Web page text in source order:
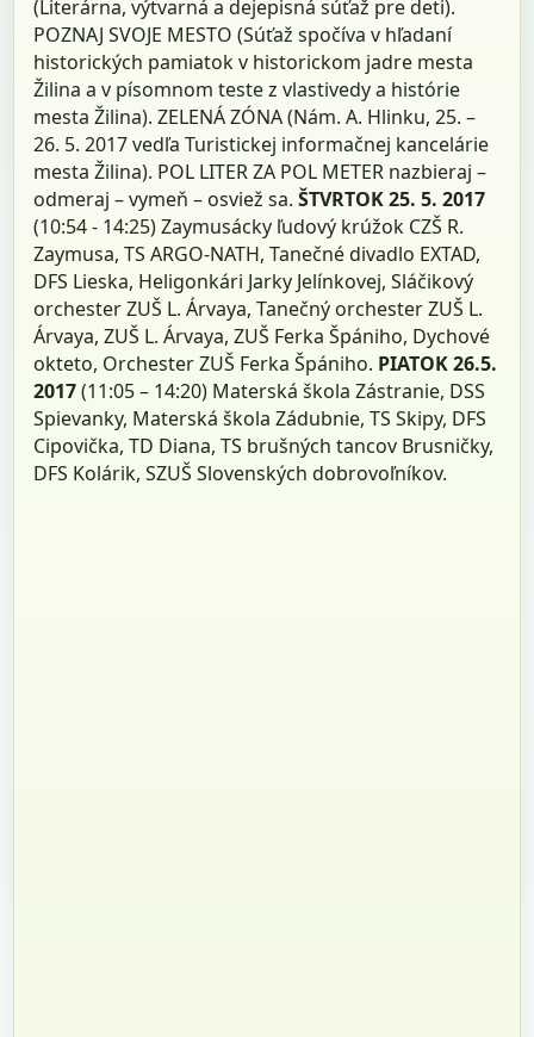
(Literárna, výtvarná a dejepisná súťaž pre deti).
POZNAJ SVOJE MESTO (Súťaž spočíva v hľadaní
historických pamiatok v historickom jadre mesta
Žilina a v písomnom teste z vlastivedy a histórie
mesta Žilina). ZELENÁ ZÓNA (Nám. A. Hlinku, 25. –
26. 5. 2017 vedľa Turistickej informačnej kancelárie
mesta Žilina). POL LITER ZA POL METER nazbieraj –
odmeraj – vymeň – osviež sa.ŠTVRTOK 25. 5. 2017
(10:54 - 14:25) Zaymusácky ľudový krúžok CZŠ R.
Zaymusa, TS ARGO-NATH, Tanečné divadlo EXTAD,
DFS Lieska, Heligonkári Jarky Jelínkovej, Sláčikový
orchester ZUŠ L. Árvaya, Tanečný orchester ZUŠ L.
Árvaya, ZUŠ L. Árvaya, ZUŠ Ferka Špániho, Dychové
okteto, Orchester ZUŠ Ferka Špániho. PIATOK 26.5.
2017(11:05 – 14:20) Materská škola Zástranie, DSS
Spievanky, Materská škola Zádubnie, TS Skipy, DFS
Cipovička, TD Diana, TS brušných tancov Brusničky,
DFS Kolárik, SZUŠ Slovenských dobrovoľníkov.